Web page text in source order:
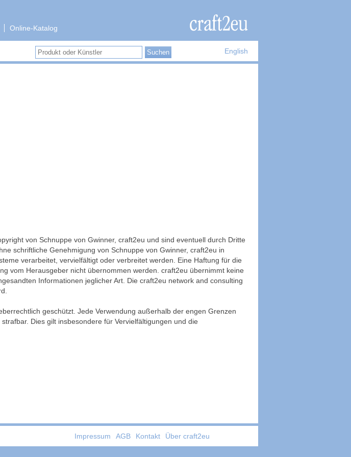
Online-Katalog
English
von Schnuppe von Gwinner, craft2eu und sind eventuell durch Dritte
schriftliche Genehmigung von Schnuppe von Gwinner, craft2eu in
verarbeitet, vervielfältigt oder verbreitet werden. Eine Haftung für die
vom Herausgeber nicht übernommen werden. craft2eu übernimmt keine
Informationen jeglicher Art. Die craft2eu network and consulting
geschützt. Jede Verwendung außerhalb der engen Grenzen
Dies gilt insbesondere für Vervielfältigungen und die
Impressum AGB Kontakt Über craft2eu